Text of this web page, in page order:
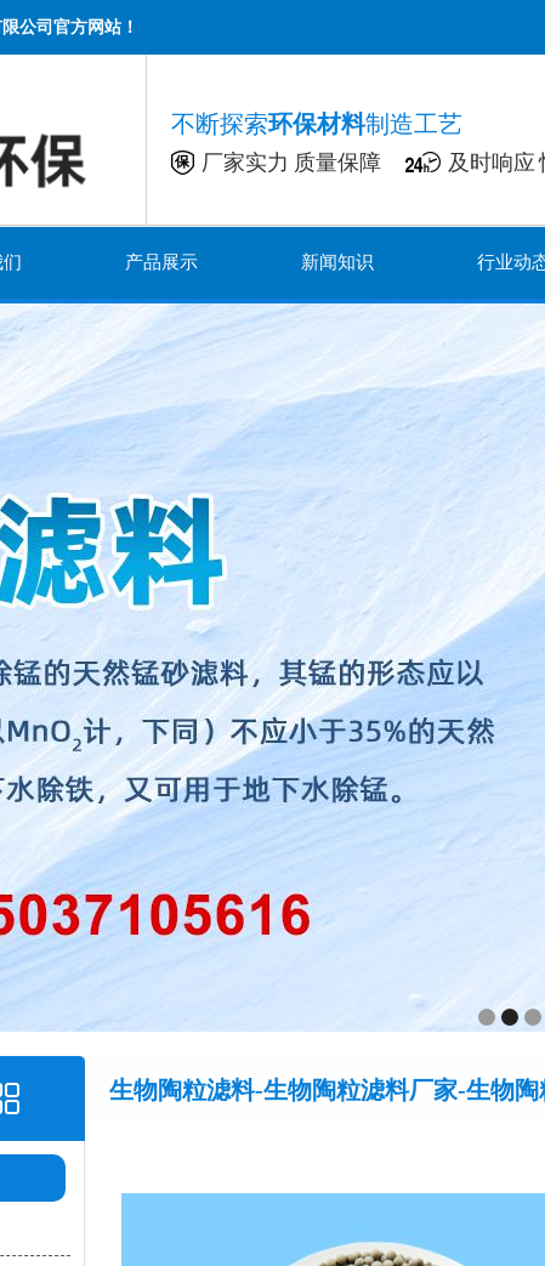
公司官方网站！
不断探索环保材料制造工艺
厂家实力 质量保障 及时响应
产品展示 新闻知识 行业动
生物陶粒滤料-生物陶粒滤料厂家-生物